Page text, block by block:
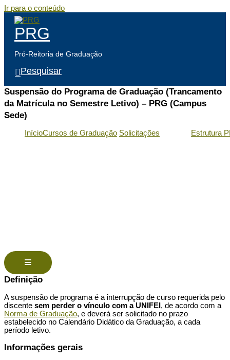
Ir para o conteúdo
PRG
Pró-Reitoria de Graduação
Pesquisar
Suspensão do Programa de Graduação (Trancamento
da Matrícula no Semestre Letivo) – PRG (Campus
Sede)
InícioCursos de Graduação Solicitações Estrutura
Menu de alternância de hambúrguer
Definição
A suspensão de programa é a interrupção de curso requerida pelo
discente sem perder o vínculo com a UNIFEI , de acordo com a
Norma de Graduação, e deverá ser solicitado no prazo
estabelecido no Calendário Didático da Graduação, a cada
período letivo.
Informações gerais